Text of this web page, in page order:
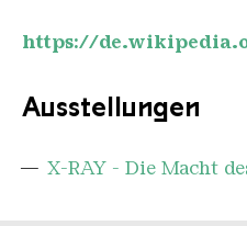
https://
Ausstellungen
X-RAY - Die Macht